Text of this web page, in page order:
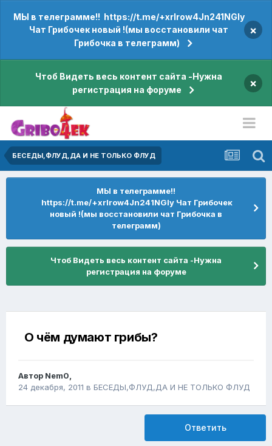
МЫ в телеграмме!! https://t.me/+xrIrow4Jn241NGIy
Чат Грибочек новый !(мы восстановили чат
Грибочка в телеграмм)
×
Чтоб Видеть весь контент сайта -Нужна
регистрация на форуме
×
БЕСЕДЫ,ФЛУД,ДА И НЕ ТОЛЬКО ФЛУД
МЫ в телеграмме!!
https://t.me/+xrIrow4Jn241NGIy Чат Грибочек
новый !(мы восстановили чат Грибочка в
телеграмм)
Чтоб Видеть весь контент сайта -Нужна
регистрация на форуме
О чём думают грибы?
Автор Nem0,
24 декабря, 2011 в БЕСЕДЫ,ФЛУД,ДА И НЕ ТОЛЬКО ФЛУД
Ответить